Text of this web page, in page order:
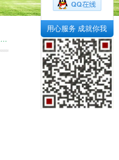
用心服务 成就你我